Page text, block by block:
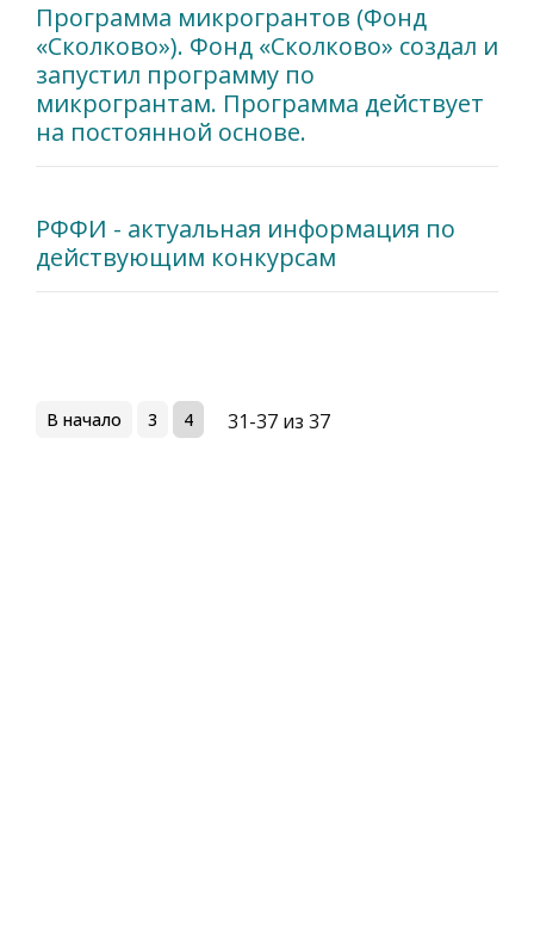
Программа микрогрантов (Фонд
«Сколково»). Фонд «Сколково» создал и
запустил программу по
микрогрантам. Программа действует
на постоянной основе.
РФФИ - актуальная информация по
действующим конкурсам
В начало 3 4 31-37 из 37